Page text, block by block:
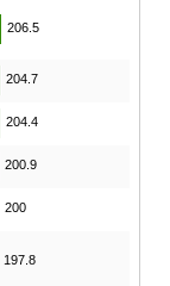
206.5
204.7
204.4
200.9
200
197.8